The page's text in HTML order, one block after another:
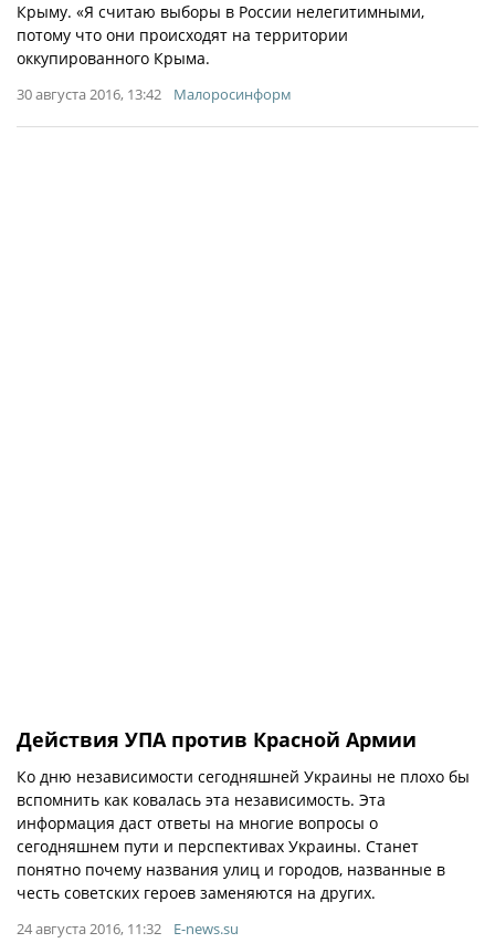
Крыму. «Я считаю выборы в России нелегитимными,
потому что они происходят на территории
оккупированного Крыма.
30 августа 2016, 13:42 Малоросинформ
Действия УПА против Красной Армии
Ко дню независимости сегодняшней Украины не плохо бы
вспомнить как ковалась эта независимость. Эта
информация даст ответы на многие вопросы о
сегодняшнем пути и перспективах Украины. Станет
понятно почему названия улиц и городов, названные в
честь советских героев заменяются на других.
24 августа 2016, 11:32 E-news.su